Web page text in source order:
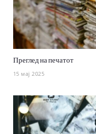
Преглед на печатот
15 мај 2025